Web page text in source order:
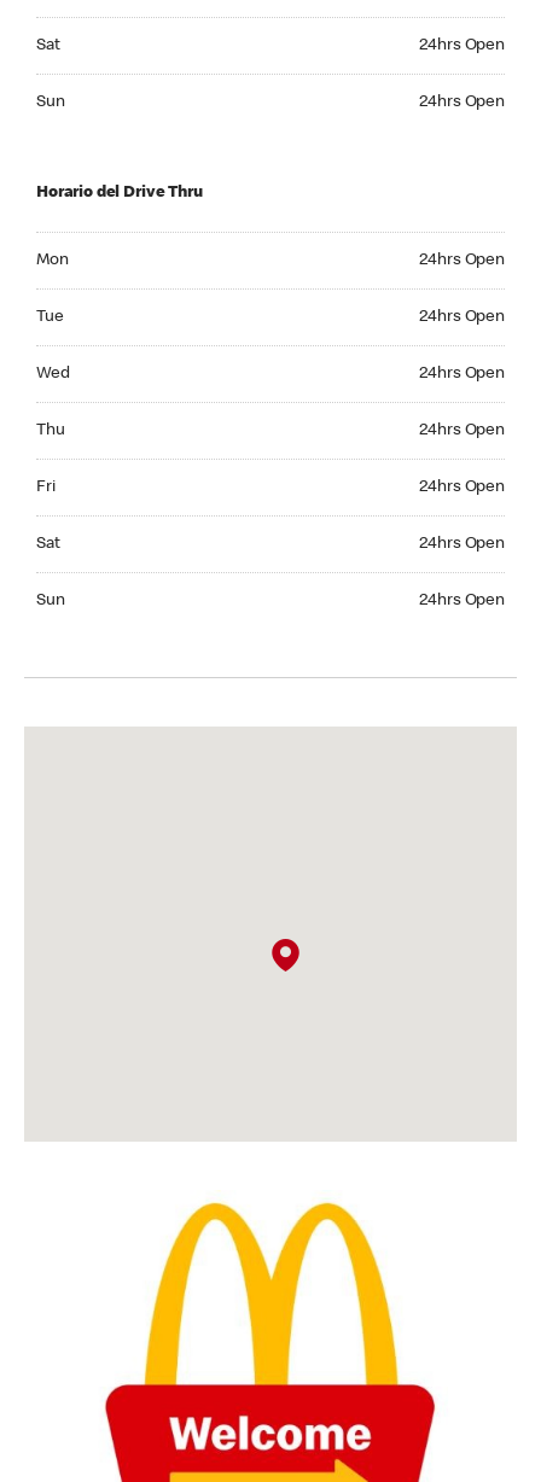
Sat 24hrs Open
Sun 24hrs Open
Horario del Drive Thru
Mon 24hrs Open
Tue 24hrs Open
Wed 24hrs Open
Thu 24hrs Open
Fri 24hrs Open
Sat 24hrs Open
Sun 24hrs Open